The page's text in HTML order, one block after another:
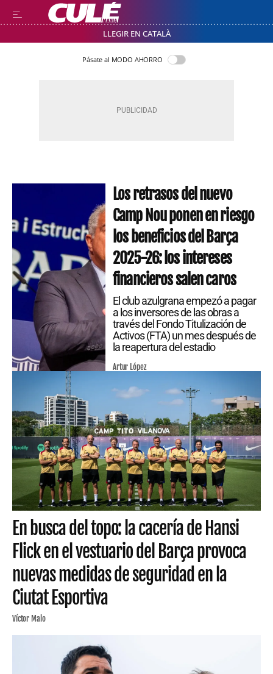
LLEGIR EN CATALÀ
Pásate al MODO AHORRO
Los retrasos del nuevo
Camp Nou ponen en riesgo
los beneficios del Barça
2025-26: los intereses
financieros salen caros
El club azulgrana empezó a pagar
a los inversores de las obras a
través del Fondo Titulización de
Activos (FTA) un mes después de
la reapertura del estadio
Artur López
En busca del topo: la cacería de Hansi
Flick en el vestuario del Barça provoca
nuevas medidas de seguridad en la
Ciutat Esportiva
Víctor Malo